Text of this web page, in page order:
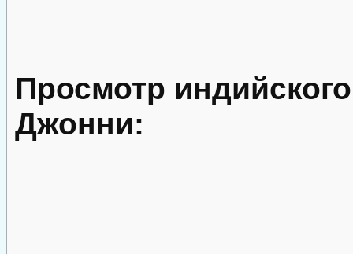
Просмотр
Джонни: